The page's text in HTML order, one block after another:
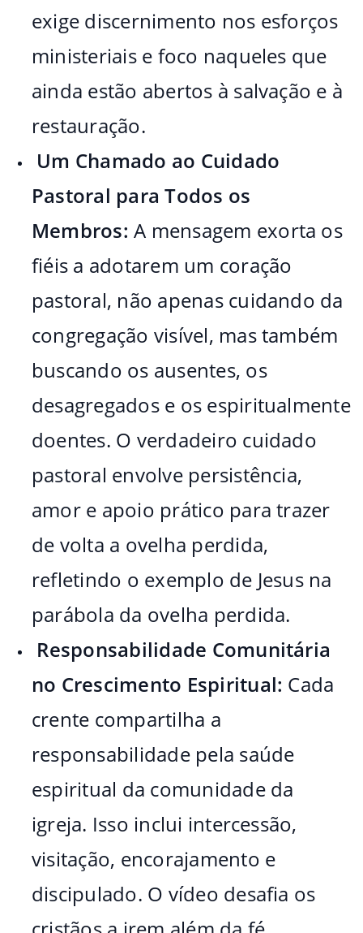
exige discernimento nos esforços
ministeriais e foco naqueles que
ainda estão abertos à salvação e à
restauração.
Um Chamado ao Cuidado
Pastoral para Todos os
Membros: A mensagem exorta os
fiéis a adotarem um coração
pastoral, não apenas cuidando da
congregação visível, mas também
buscando os ausentes, os
desagregados e os espiritualmente
doentes. O verdadeiro cuidado
pastoral envolve persistência,
amor e apoio prático para trazer
de volta a ovelha perdida,
refletindo o exemplo de Jesus na
parábola da ovelha perdida.
Responsabilidade Comunitária
no Crescimento Espiritual: Cada
crente compartilha a
responsabilidade pela saúde
espiritual da comunidade da
igreja. Isso inclui intercessão,
visitação, encorajamento e
discipulado. O vídeo desafia os